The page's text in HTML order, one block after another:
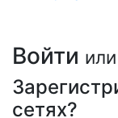
Войти или
сетях?